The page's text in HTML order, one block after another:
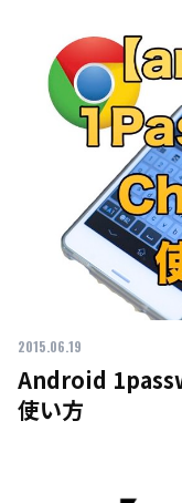
2015.06.19
Android
使い方